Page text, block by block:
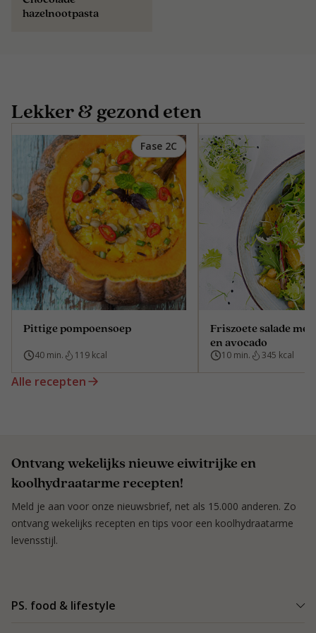
hazelnootpasta
Lekker & gezond eten
Fase 2C
Pittige pompoensoep
40 min. 119 kcal
Friszoete salade met
en avocado
10 min. 345 kcal
Alle recepten
Ontvang wekelijks nieuwe eiwitrijke en
koolhydraatarme recepten!
Meld je aan voor onze nieuwsbrief, net als 15.000 anderen. Zo
ontvang wekelijks recepten en tips voor een koolhydraatarme
levensstijl.
PS. food & lifestyle